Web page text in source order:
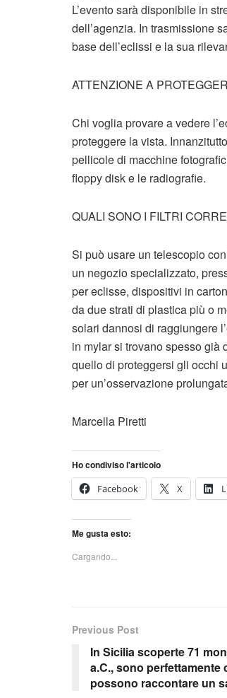
L’evento sarà disponibile in
dell’agenzia. In trasmissione
base dell’eclissi e la sua
ATTENZIONE A
Chi voglia provare a vedere
proteggere la vista.
pellicole di macchine
floppy disk e le radiografie.
QUALI SONO I FILTRI
Si può usare un telescopio
un negozio specializzato,
per eclisse, dispositivi in
da due strati di plastica più o
solari dannosi di raggiungere
in mylar si trovano spesso già
quello di proteggersi gli occhi
per un’osservazione
Marcella Piretti
Ho condiviso l'articolo
Facebook
X
Me gusta esto:
Cargando...
Previous Post
In Sicilia scoperte 71
a.C., sono perfettamente
possono raccontare un